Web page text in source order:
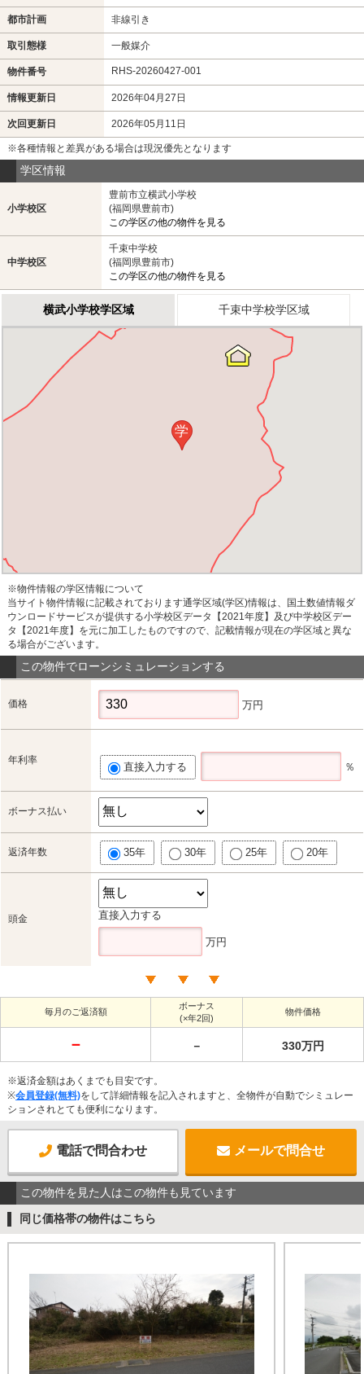
都市計画 非線引き
取引態様 一般媒介
物件番号 RHS-20260427-001
情報更新日 2026年04月27日
次回更新日 2026年05月11日
※各種情報と差異がある場合は現況優先となります
学区情報
小学校区
豊前市立横武小学校
(福岡県豊前市)
この学区の他の物件を見る
中学校区
千束中学校
(福岡県豊前市)
この学区の他の物件を見る
横武小学校学区域 千束中学校学区域
学
※物件情報の学区情報について
当サイト物件情報に記載されております通学区域(学区)情報は、国土数値情報ダ
ウンロードサービスが提供する小学校区データ【2021年度】及び中学校区デー
タ【2021年度】を元に加工したものですので、記載情報が現在の学区域と異な
る場合がございます。
この物件でローンシミュレーションする
価格 万円
年利率
直接入力する ％
ボーナス払い
返済年数 35年 30年 25年 20年
頭金 直接入力する
万円
毎月のご返済額
ボーナス
(×年2回)
物件価格
－ － 330万円
※返済金額はあくまでも目安です。
※会員登録(無料)をして詳細情報を記入されますと、全物件が自動でシミュレー
ションされとても便利になります。
電話で問合わせ メールで問合せ
この物件を見た人はこの物件も見ています
同じ価格帯の物件はこちら